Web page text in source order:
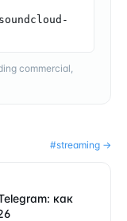
commercial,
#streaming →
как